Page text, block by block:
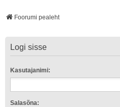
Foorumi pealeht
Logi sisse
Kasutajanimi:
Salasõna: